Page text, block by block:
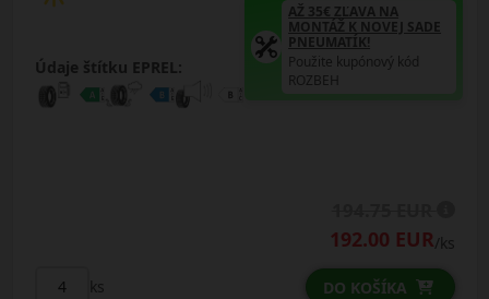
Údaje štítku EPREL:
AŽ 35€ ZĽAVA NA
MONTÁŽ K NOVEJ SADE
PNEUMATÍK!
Použite kupónový kód
ROZBEH
192.00 EUR/ks
ks DO KOŠÍKA